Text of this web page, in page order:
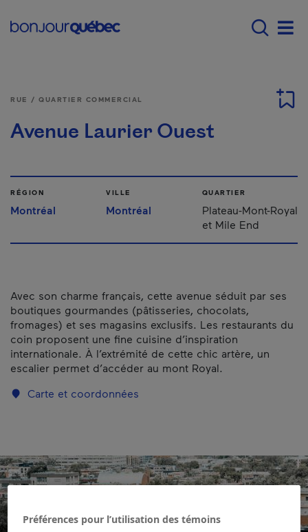
Main navigation -
RUE / QUARTIER COMMERCIAL
Avenue Laurier Ouest
RÉGION
Montréal
VILLE
Montréal
QUARTIER
Plateau-Mont-Royal
et Mile End
Avec son charme français, cette avenue séduit par ses
boutiques gourmandes (pâtisseries, chocolats,
fromages) et ses magasins exclusifs. Les restaurants du
coin proposent une fine cuisine d’inspiration
internationale. À l’extrémité de cette chic artère, un
escalier permet d’accéder au mont Royal.
Carte et coordonnées
Préférences pour l’utilisation des témoins